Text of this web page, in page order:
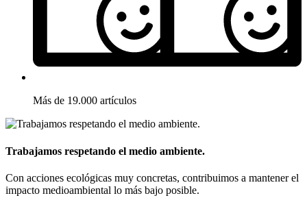
Más de 19.000 artículos
Trabajamos respetando el medio ambiente.
Con acciones ecológicas muy concretas, contribuimos a mantener el
impacto medioambiental lo más bajo posible.